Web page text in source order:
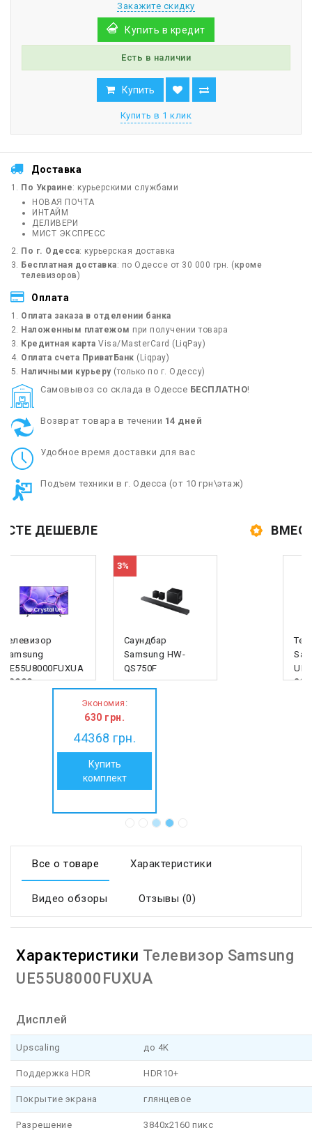
Закажите скидку
Купить в кредит
Есть в наличии
Купить
Купить в 1 клик
Доставка
По Украине: курьерскими службами
НОВАЯ ПОЧТА
ИНТАЙМ
ДЕЛИВЕРИ
МИСТ ЭКСПРЕСС
По г. Одесса: курьерская доставка
Бесплатная доставка: по Одессе от 30 000 грн. (кроме
телевизоров)
Оплата
Оплата заказа в отделении банка
Наложенным платежом при получении товара
Кредитная карта Visa/MasterCard (LiqPay)
Оплата счета ПриватБанк (Liqpay)
Наличными курьеру(только по г. Одессу)
Cамовывоз со склада в Одессе БЕСПЛАТНО!
Возврат товара в течении 14 дней
Удобное время доставки для вас
Подъем техники в г. Одесса (от 10 грн\этаж)
ВМЕСТЕ ДЕШЕВЛЕ
UE55U8000FUXUA
23999грн.
Archer MR400
27798
Все о товаре Характеристики
Видео обзоры Отзывы (0)
Характеристики Телевизор Samsung
UE55U8000FUXUA
Дисплей
Upscaling до 4K
Поддержка HDR HDR10+
Покрытие экрана глянцевое
Разрешение 3840x2160 пикс